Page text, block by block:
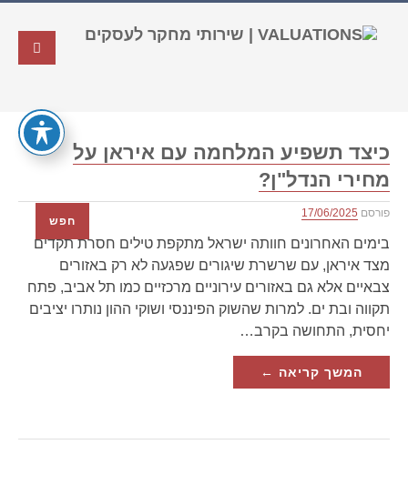
כיצד תשפיע המלחמה עם איראן על
מחירי הנדל"ן?
פורסם 17/06/2025
בימים האחרונים חוותה ישראל מתקפת טילים חסרת תקדים
מצד איראן, עם שרשרת שיגורים שפגעה לא רק באזורים
צבאיים אלא גם באזורים עירוניים מרכזיים כמו תל אביב, פתח
תקווה ובת ים. למרות שהשוק הפיננסי ושוקי ההון נותרו יציבים
יחסית, התחושה בקרב…
המשך קריאה ←
חפש